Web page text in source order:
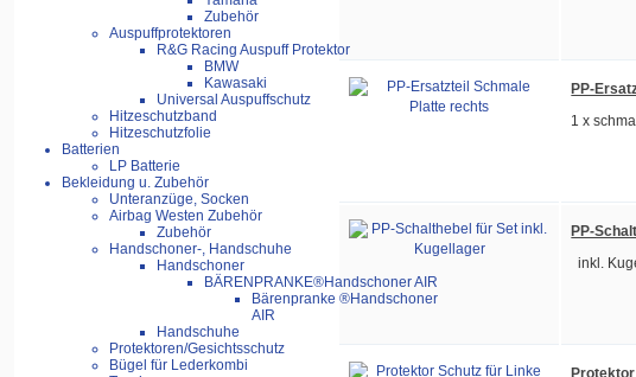
Zubehör
Auspuffprotektoren
R&G Racing Auspuff Protektor
BMW
Kawasaki
Universal Auspuffschutz
Hitzeschutzband
Hitzeschutzfolie
Batterien
LP Batterie
Bekleidung u. Zubehör
Unteranzüge, Socken
Airbag Westen Zubehör
Zubehör
Handschoner-, Handschuhe
Handschoner
BÄRENPRANKE®Handschoner AIR
Bärenpranke ®Handschoner
AIR
Handschuhe
Protektoren/Gesichtsschutz
Bügel für Lederkombi
PP-
1 x
PP-
inkl.